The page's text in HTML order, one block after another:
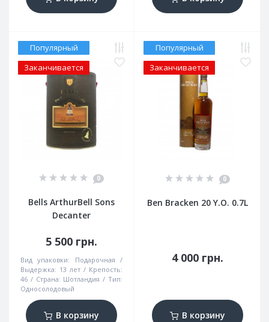
Популярный
Заканчивается
0
Bells ArthurBell Sons
Decanter
5 500 грн.
Вид упаковки:
Подарочная
Выдержка: 13 лет
Крепость:
46
Страна: Шотландия
Тип:
Односолодовый
В корзину
Популярный
Заканчивается
0
Ben Bracken 20 Y.O. 0.7L
4 000 грн.
В корзину